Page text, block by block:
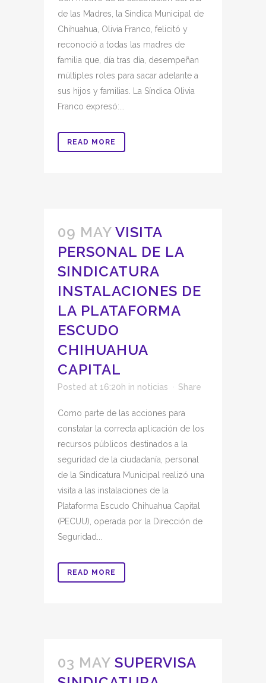
de las Madres, la Síndica Municipal de
Chihuahua, Olivia Franco, felicitó y
reconoció a todas las madres de
familia que, día tras día, desempeñan
múltiples roles para sacar adelante a
sus hijos y familias. La Síndica Olivia
Franco expresó:...
READ MORE
09 MAY VISITA
PERSONAL DE LA
SINDICATURA
INSTALACIONES DE
LA PLATAFORMA
ESCUDO
CHIHUAHUA
CAPITAL
Posted at 16:20h in noticias Share
Como parte de las acciones para
constatar la correcta aplicación de los
recursos públicos destinados a la
seguridad de la ciudadanía, personal
de la Sindicatura Municipal realizó una
visita a las instalaciones de la
Plataforma Escudo Chihuahua Capital
(PECUU), operada por la Dirección de
Seguridad...
READ MORE
03 MAY SUPERVISA